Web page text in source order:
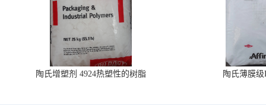
陶氏增塑剂 4924热塑性的树脂 陶氏薄膜级